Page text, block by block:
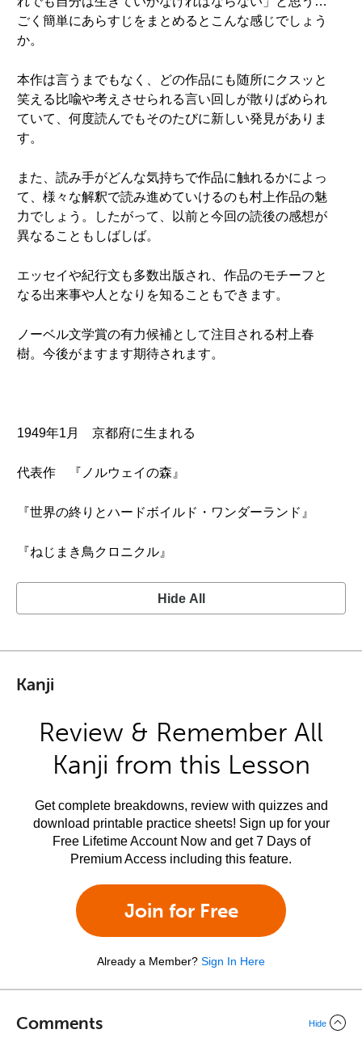
ごく簡単にあらすじをまとめるとこんな感じでしょう
か。
本作は言うまでもなく、どの作品にも随所にクスッと
笑える比喩や考えさせられる言い回しが散りばめられ
ていて、何度読んでもそのたびに新しい発見がありま
す。
また、読み手がどんな気持ちで作品に触れるかによっ
て、様々な解釈で読み進めていけるのも村上作品の魅
力でしょう。したがって、以前と今回の読後の感想が
異なることもしばしば。
エッセイや紀行文も多数出版され、作品のモチーフと
なる出来事や人となりを知ることもできます。
ノーベル文学賞の有力候補として注目される村上春
樹。今後がますます期待されます。
1949年1月 京都府に生まれる
代表作 『ノルウェイの森』
『世界の終りとハードボイルド・ワンダーランド』
『ねじまき鳥クロニクル』
Hide All
Kanji
Review & Remember All
Kanji from this Lesson
Get complete breakdowns, review with quizzes and
download printable practice sheets! Sign up for your
Free Lifetime Account Now and get 7 Days of
Premium Access including this feature.
Join for Free
Already a Member? Sign In Here
Comments Hide